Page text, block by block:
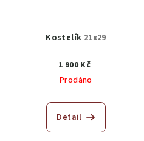
Kostelík 21x29
1 900 Kč
Prodáno
Detail